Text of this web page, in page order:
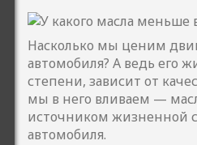
Насколько мы ценим
автомобиля? А ведь его
степени, зависит от
мы в него вливаем —
источником жизненной
автомобиля.